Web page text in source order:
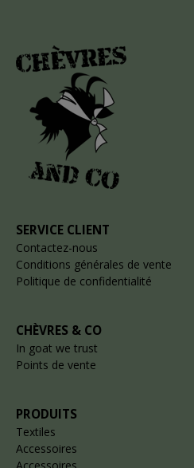
SERVICE CLIENT
Contactez-nous
Conditions générales de vente
Politique de confidentialité
CHÈVRES & CO
In goat we trust
Points de vente
PRODUITS
Textiles
Accessoires
Accessoires